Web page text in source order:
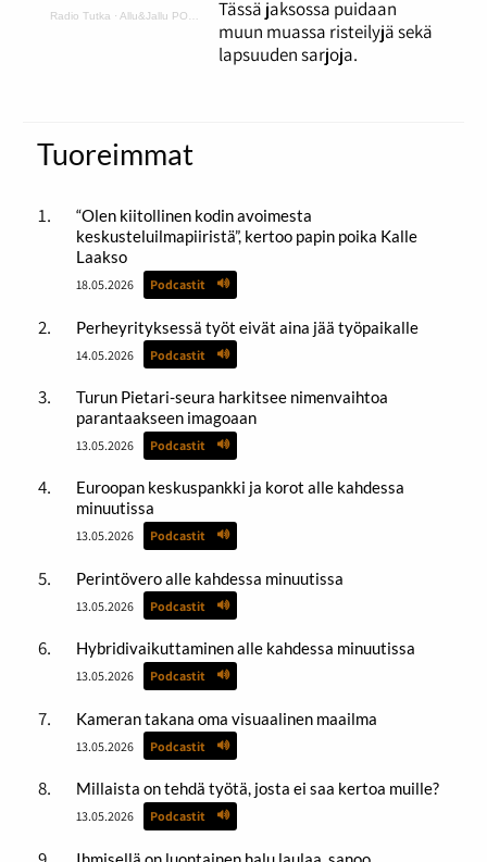
Radio Tutka · Allu&Jallu PODCAST 5 Risset ja lapsuuden sarjat
Tässä jaksossa puidaan
muun muassa risteilyjä sekä
lapsuuden sarjoja.
Tuoreimmat
“Olen kiitollinen kodin avoimesta
keskusteluilmapiiristä”, kertoo papin poika Kalle
Laakso
18.05.2026 Podcastit
Perheyrityksessä työt eivät aina jää työpaikalle
14.05.2026 Podcastit
Turun Pietari-seura harkitsee nimenvaihtoa
parantaakseen imagoaan
13.05.2026 Podcastit
Euroopan keskuspankki ja korot alle kahdessa
minuutissa
13.05.2026 Podcastit
Perintövero alle kahdessa minuutissa
13.05.2026 Podcastit
Hybridivaikuttaminen alle kahdessa minuutissa
13.05.2026 Podcastit
Kameran takana oma visuaalinen maailma
13.05.2026 Podcastit
Millaista on tehdä työtä, josta ei saa kertoa muille?
13.05.2026 Podcastit